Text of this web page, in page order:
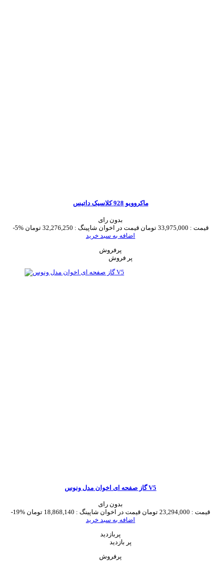
ماکروویو 928 کلاسیک داتیس
بدون رای
-5%
قیمت : 33,975,000 تومان قیمت در اخوان شاپینگ : 32,276,250 تومان
اضافه به سبد خرید
پرفروش
گاز صفحه ای اخوان مدل ونوس V5
بدون رای
-19%
قیمت : 23,294,000 تومان قیمت در اخوان شاپینگ : 18,868,140 تومان
اضافه به سبد خرید
پربازدید
پر بازدید
پرفروش